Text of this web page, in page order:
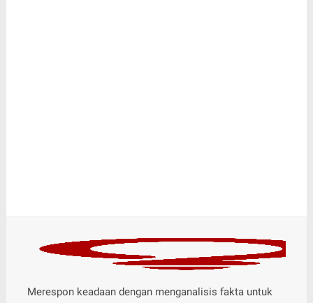
Merespon keadaan dengan menganalisis fakta untuk